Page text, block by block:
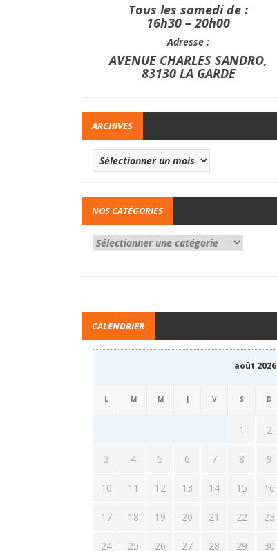
Tous les samedi de :
16h30 – 20h00
Adresse :
AVENUE CHARLES SANDRO,
83130 LA GARDE
ARCHIVES
NOS CATÉGORIES
CALENDRIER
août 2026
L M M J V S D
1 2
3 4 5 6 7 8 9
10 11 12 13 14 15 16
17 18 19 20 21 22 23
24 25 26 27 28 29 30